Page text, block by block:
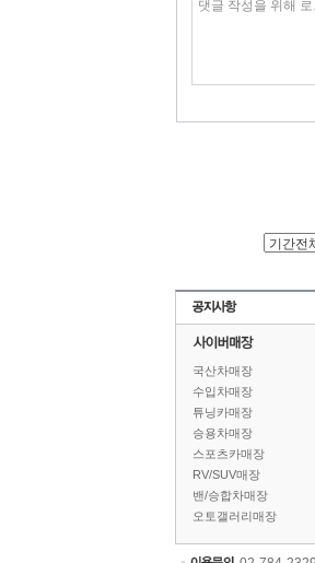
국산차매장
수입차매장
튜닝카매장
승용차매장
스포츠카매장
RV/SUV매장
밴/승합차매장
오토갤러리매장